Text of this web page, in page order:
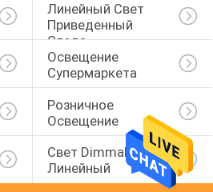
Линейный Свет
Приведенный
Следа
Освещение
Супермаркета
Розничное
Освещение
Свет Dimmable
Линейный